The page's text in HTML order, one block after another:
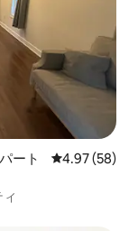
ート レビュー58
4.97 (58)